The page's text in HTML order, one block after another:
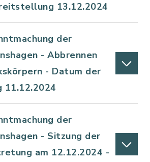
13.12.2024
der
- Abbrennen
- Datum der
der
- Sitzung der
am 12.12.2024 -